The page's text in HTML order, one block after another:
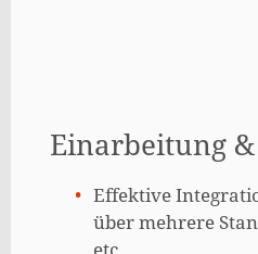
Einarbeitung
Effektive
über mehrere
etc.